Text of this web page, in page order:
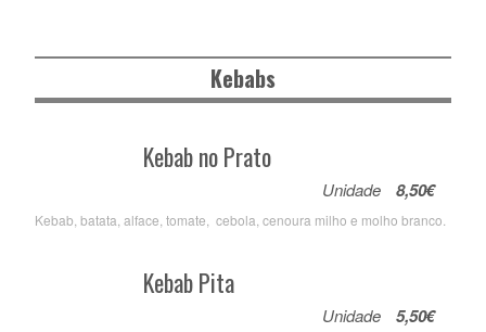
Kebabs
Kebab no Prato
Unidade 8,50€
Kebab, batata, alface, tomate, cebola, cenoura milho e molho branco.
Kebab Pita
Unidade 5,50€